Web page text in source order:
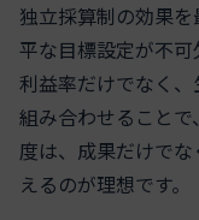
独立採算制の効果
平な目標設定が不
利益率だけでなく
組み合わせること
度は、成果だけで
えるのが理想です。